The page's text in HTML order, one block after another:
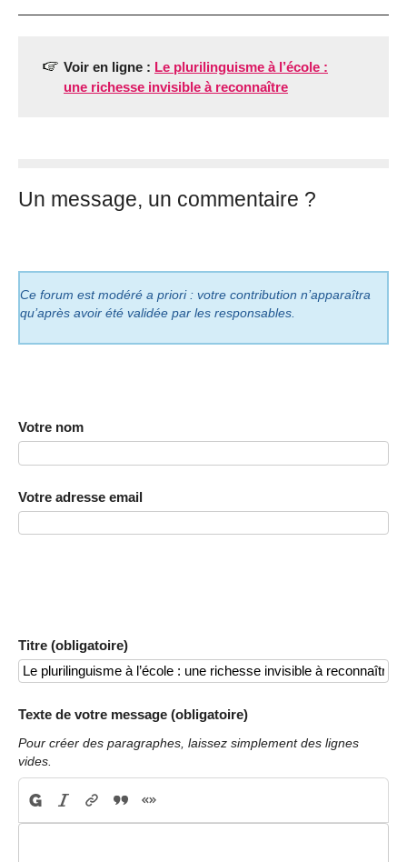
Voir en ligne : Le plurilinguisme à l’école :
une richesse invisible à reconnaître
Un message, un commentaire ?
Ce forum est modéré a priori : votre contribution n’apparaîtra
qu’après avoir été validée par les responsables.
Votre nom
Votre adresse email
Titre (obligatoire)
Texte de votre message (obligatoire)
Pour créer des paragraphes, laissez simplement des lignes
vides.